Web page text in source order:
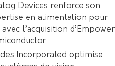
Devices renforce son
en alimentation pour
avec l’acquisition d’Empower
Incorporated optimise